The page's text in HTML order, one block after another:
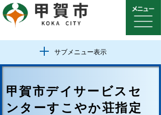
サブメニュー表示
甲賀市デイサービスセ
ンターすこやか荘指定